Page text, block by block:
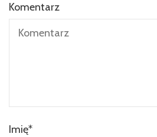
Komentarz
Imię*